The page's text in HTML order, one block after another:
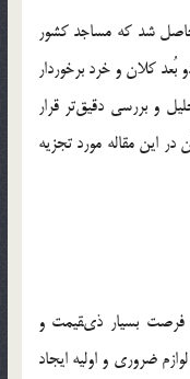
شد كه مساجد كشور
كلان و خرد برخوردار
و بررسي دقيق‌تر قرار
اين مقاله مورد تجزيه
فرصت بسيار ذى‏قيمت و
ضرورى و اوليه ايجاد